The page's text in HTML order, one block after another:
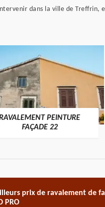
dans la ville de Treffrin,
PEINTURE
FAÇADE 22
prix de ravalement de
PRO